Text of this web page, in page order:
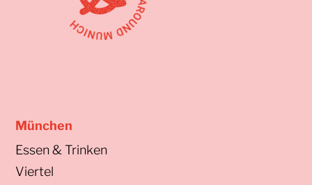
München
Essen & Trinken
Viertel